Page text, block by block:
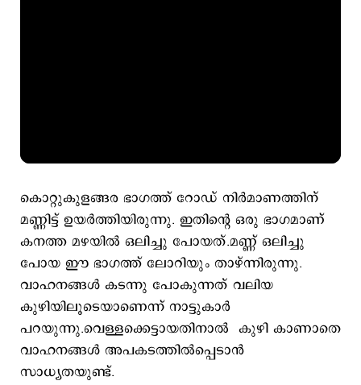
കൊറ്റുകുളങ്ങര ഭാഗത്ത് റോഡ് നിർമാണത്തിന്
മണ്ണിട്ട് ഉയർത്തിയിരുന്നു. ഇതിന്‍റെ‌‌‌ ഒരു ഭാഗമാണ്
കനത്ത മഴയിൽ ഒലിച്ചു പോയത്.മണ്ണ് ഒലിച്ചു
പോയ ഈ ഭാഗത്ത് ലോറിയും താഴ്ന്നിരുന്നു.
വാഹനങ്ങൾ കടന്നു പോകുന്നത് വലിയ
കുഴിയിലൂടെയാണെന്ന് നാട്ടുകാർ
പറയുന്നു.വെള്ളക്കെട്ടായതിനാൽ കുഴി കാണാതെ
വാഹനങ്ങൾ അപകടത്തിൽപ്പെടാൻ
സാധ്യതയുണ്ട്.